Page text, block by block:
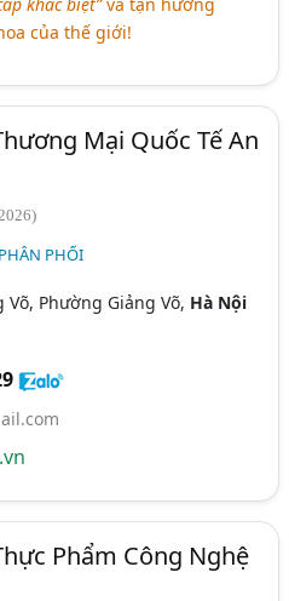
của thế giới!
Mại Quốc Tế An
PHỐI
Võ, Phường Giảng Võ, Hà Nội
Phẩm Công Nghệ